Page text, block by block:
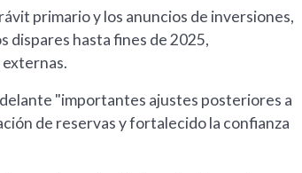
primario y los anuncios de inversiones,
dispares hasta fines de 2025,
"importantes ajustes posteriores a
de reservas y fortalecido la confianza